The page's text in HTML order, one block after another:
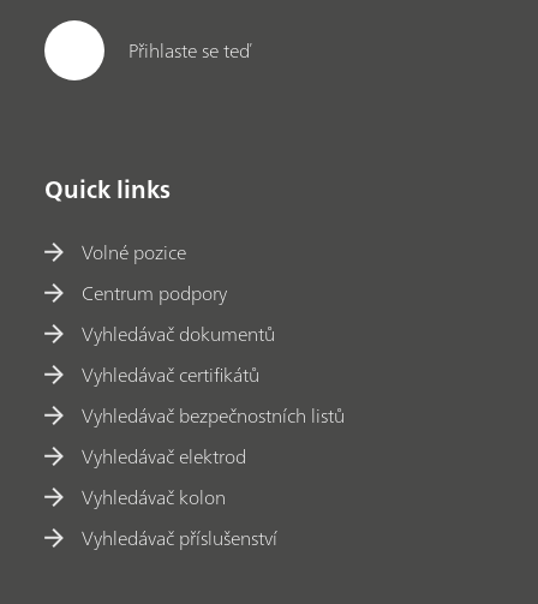
Přihlaste se teď
Quick links
Volné pozice
Centrum podpory
Vyhledávač dokumentů
Vyhledávač certifikátů
Vyhledávač bezpečnostních listů
Vyhledávač elektrod
Vyhledávač kolon
Vyhledávač příslušenství